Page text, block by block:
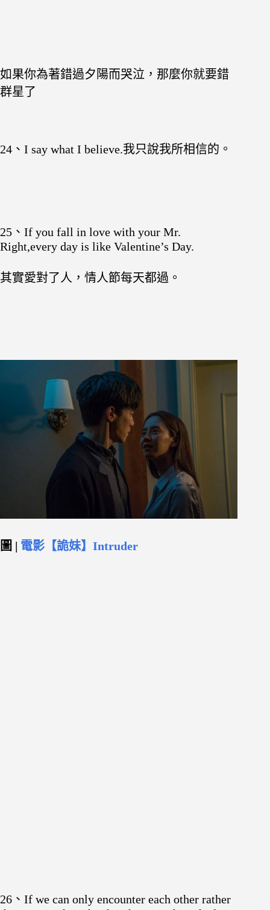
如果你為著錯過夕陽而哭泣，那麼你就要錯
群星了
24、I say what I believe.我只說我所相信的。
25、If you fall in love with your Mr.
Right,every day is like Valentine’s Day.
其實愛對了人，情人節每天都過。
圖 | 電影【詭妹】Intruder
26、If we can only encounter each other rather